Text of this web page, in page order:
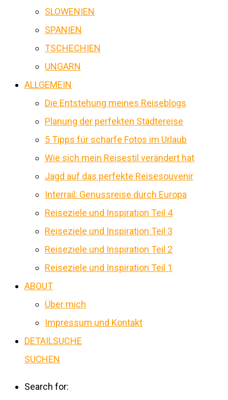
SLOWENIEN
SPANIEN
TSCHECHIEN
UNGARN
ALLGEMEIN
Die Entstehung meines Reiseblogs
Planung der perfekten Städtereise
5 Tipps für scharfe Fotos im Urlaub
Wie sich mein Reisestil verändert hat
Jagd auf das perfekte Reisesouvenir
Interrail: Genussreise durch Europa
Reiseziele und Inspiration Teil 4
Reiseziele und Inspiration Teil 3
Reiseziele und Inspiration Teil 2
Reiseziele und Inspiration Teil 1
ABOUT
Über mich
Impressum und Kontakt
DETAILSUCHE
SUCHEN
Search for: